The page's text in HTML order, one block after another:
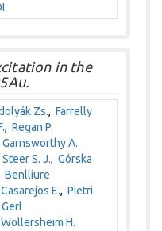
in the
Zs.,Farrelly
,Regan P.
Garnsworthy A.
Steer S. J.,Górska
Benlliure
Casarejos E.,Pietri
Gerl
Wollersheim H.